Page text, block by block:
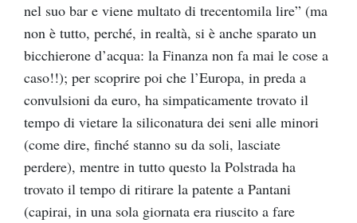
nel suo bar e viene multato di trecentomila lire” (ma
non è tutto, perché, in realtà, si è anche sparato un
bicchierone d’acqua: la Finanza non fa mai le cose a
caso!!); per scoprire poi che l’Europa, in preda a
convulsioni da euro, ha simpaticamente trovato il
tempo di vietare la siliconatura dei seni alle minori
(come dire, finché stanno su da soli, lasciate
perdere), mentre in tutto questo la Polstrada ha
trovato il tempo di ritirare la patente a Pantani
(capirai, in una sola giornata era riuscito a fare